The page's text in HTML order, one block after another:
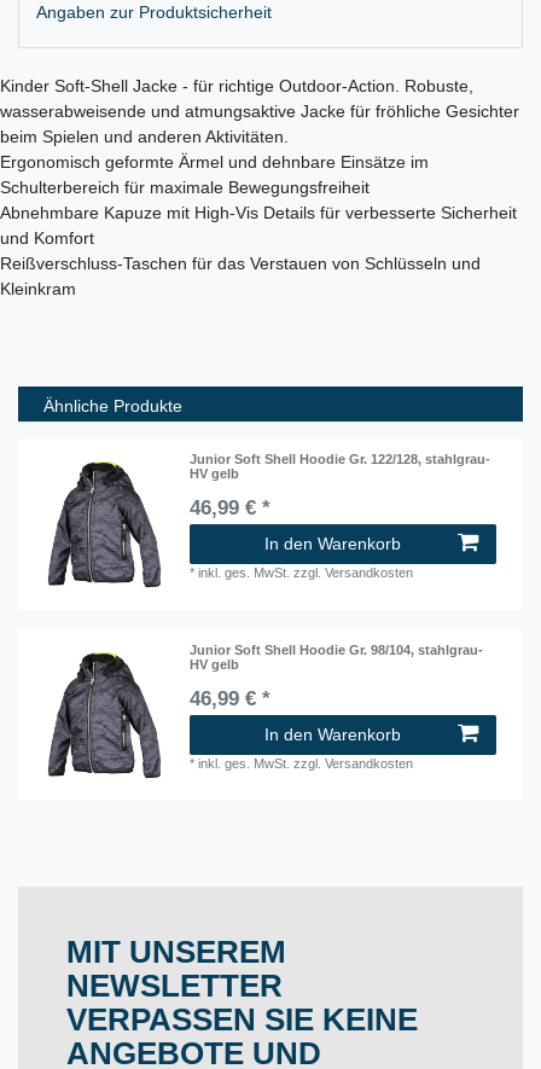
Angaben zur Produktsicherheit
Kinder Soft-Shell Jacke - für richtige Outdoor-Action. Robuste,
wasserabweisende und atmungsaktive Jacke für fröhliche Gesichter
beim Spielen und anderen Aktivitäten.
Ergonomisch geformte Ärmel und dehnbare Einsätze im
Schulterbereich für maximale Bewegungsfreiheit
Abnehmbare Kapuze mit High-Vis Details für verbesserte Sicherheit
und Komfort
Reißverschluss-Taschen für das Verstauen von Schlüsseln und
Kleinkram
Ähnliche Produkte
Junior Soft Shell Hoodie Gr. 122/128, stahlgrau-
HV gelb
46,99 € *
In den Warenkorb
*inkl. ges. MwSt. zzgl.Versandkosten
Junior Soft Shell Hoodie Gr. 98/104, stahlgrau-
HV gelb
46,99 € *
In den Warenkorb
*inkl. ges. MwSt. zzgl.Versandkosten
MIT UNSEREM
NEWSLETTER
VERPASSEN SIE KEINE
ANGEBOTE UND